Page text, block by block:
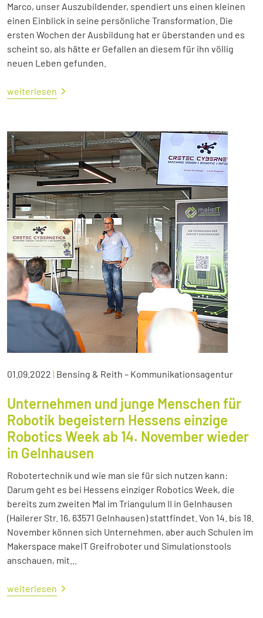
Marco, unser Auszubildender, spendiert uns einen kleinen
einen Einblick in seine persönliche Transformation. Die
ersten Wochen der Ausbildung hat er überstanden und es
scheint so, als hätte er Gefallen an diesem für ihn völlig
neuen Leben gefunden.
weiterlesen
01.09.2022 | Bensing & Reith – Kommunikationsagentur
Unternehmen und junge Menschen für
Robotik begeistern Hessens einzige
Robotics Week ab 14. November wieder
in Gelnhausen
Robotertechnik und wie man sie für sich nutzen kann:
Darum geht es bei Hessens einziger Robotics Week, die
bereits zum zweiten Mal im Triangulum II in Gelnhausen
(Hailerer Str. 16, 63571 Gelnhausen) stattfindet. Von 14. bis 18.
November können sich Unternehmen, aber auch Schulen im
Makerspace makeIT Greifroboter und Simulationstools
anschauen, mit...
weiterlesen